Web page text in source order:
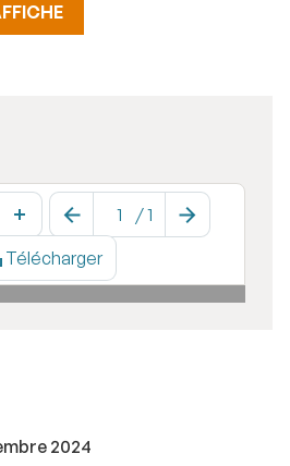
/1
Télécharger
2024